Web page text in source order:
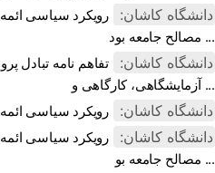
دانشگاه کاشان:
رویکرد سیاسی ائمه
مصالح جامعه بود ...
دانشگاه کاشان:
تفاهم نامه تبادل
آزمایشگاهی، کارگاهی و ...
دانشگاه کاشان: رویکرد سیاسی
دانشگاه کاشان:
رویکرد سیاسی ائمه
مصالح جامعه بو ...